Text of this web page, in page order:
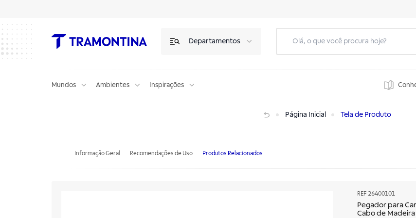
Departamentos
Mundos Ambientes Inspirações
Página Inicial Tela de Produto
Informação Geral Recomendações de Uso Produtos Relacionados
REF 26400101
Pegador para
Cabo de Madeira